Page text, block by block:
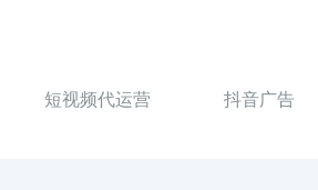
短视频代运营 抖音广告